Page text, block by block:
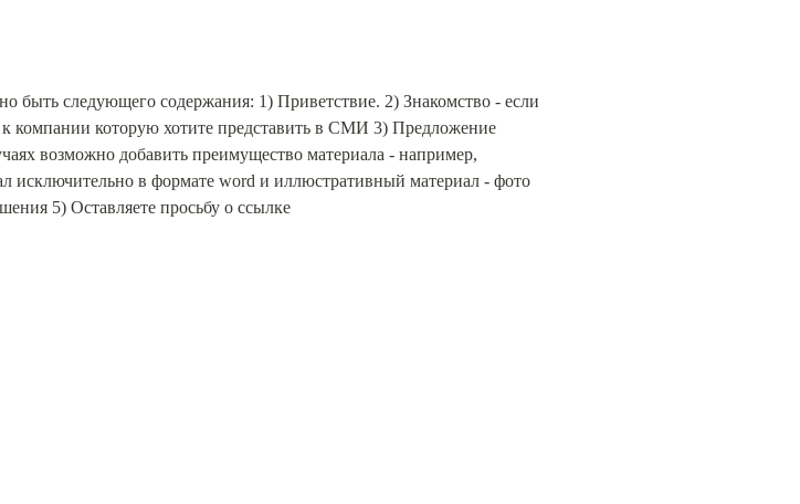
следующего содержания: 1) Приветствие. 2) Знакомство - если
компании которую хотите представить в СМИ 3) Предложение
возможно добавить преимущество материала - например,
исключительно в формате word и иллюстративный материал - фото
5) Оставляете просьбу о ссылке